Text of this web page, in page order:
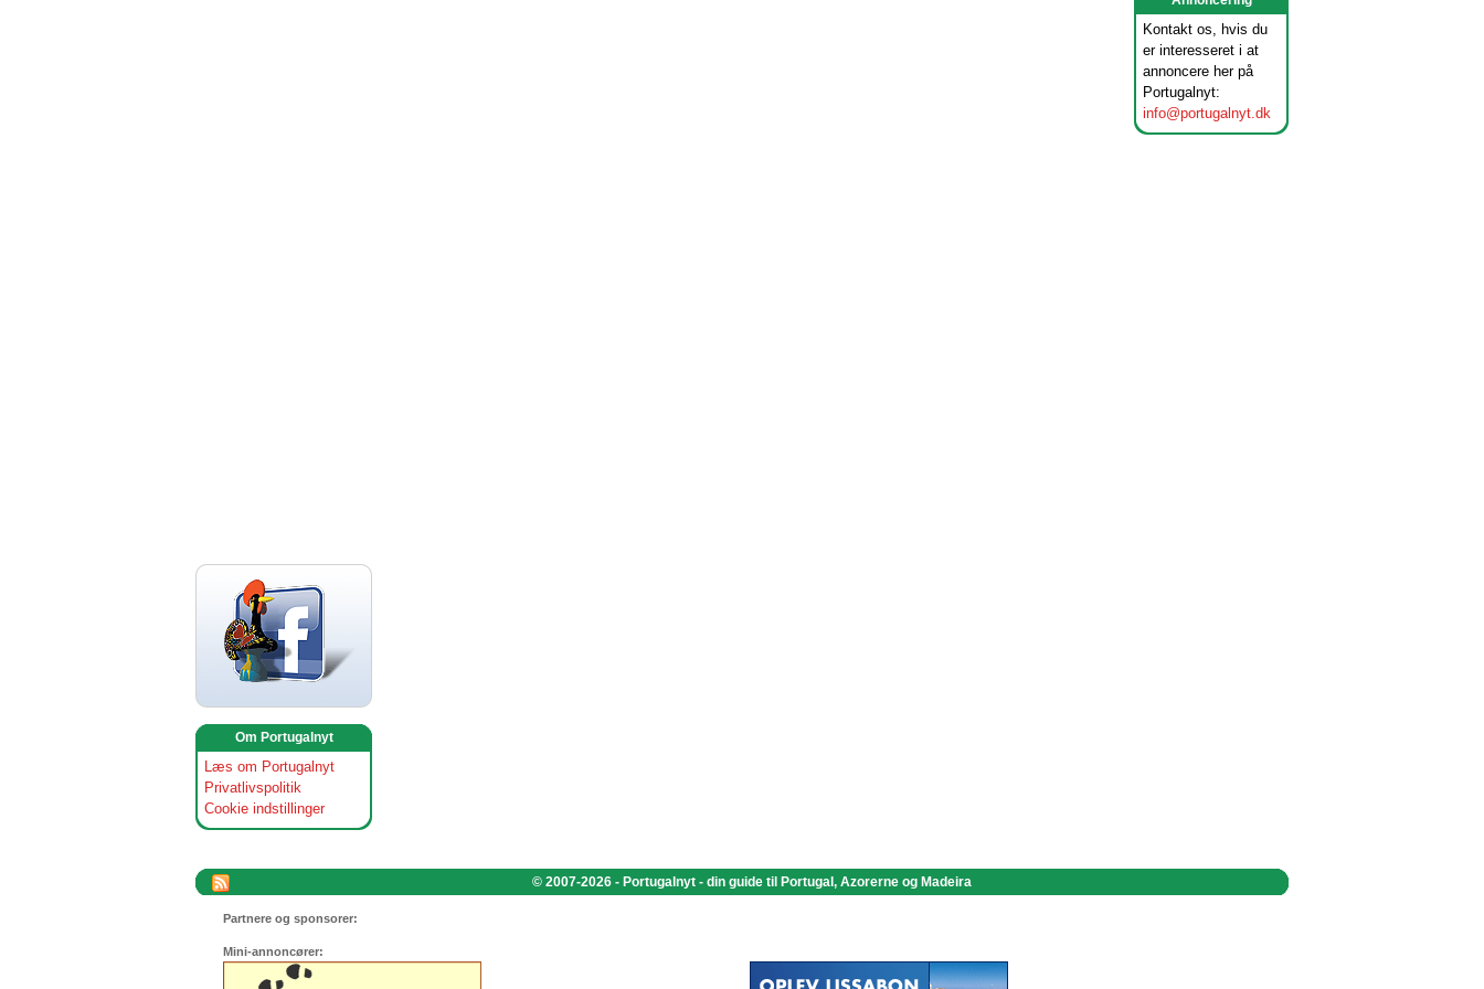
Kontakt os, hvis du
er interesseret i at
annoncere her på
Portugalnyt:
info@portugalnyt.dk
Om Portugalnyt
Læs om Portugalnyt
Privatlivspolitik
Cookie indstillinger
© 2007-2026 - Portugalnyt - din guide til Portugal, Azorerne og Madeira
Partnere og sponsorer:
Mini-annoncører: